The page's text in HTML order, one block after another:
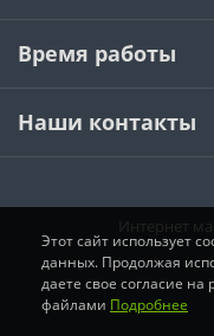
Время работы
Наши контакты
Интернет
Этот сайт использует
данных. Продолжая
даете свое согласие на
файлами Подробнее